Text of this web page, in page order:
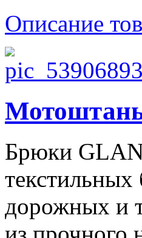
Описание
Брюки
дорожных и